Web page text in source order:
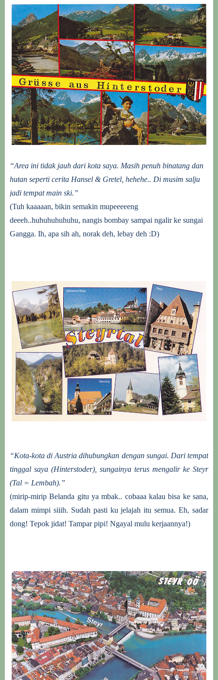
“Area ini tidak jauh dari kota saya. Masih penuh binatang dan
hutan seperti cerita Hansel & Gretel, hehehe.. Di musim salju
jadi tempat main ski.”
(Tuh kaaaaan, bikin semakin mupeeeeeng
deeeh..huhuhuhuhuhu, nangis bombay sampai ngalir ke sungai
Gangga. Ih, apa sih ah, norak deh, lebay deh :D)
“Kota-kota di Austria dihubungkan dengan sungai. Dari tempat
tinggal saya (Hinterstoder), sungainya terus mengalir ke Steyr
(Tal = Lembah).”
(mirip-mirip Belanda gitu ya mbak.. cobaaa kalau bisa ke sana,
dalam mimpi siiih. Sudah pasti ku jelajah itu semua. Eh, sadar
dong! Tepok jidat! Tampar pipi! Ngayal mulu kerjaannya!)